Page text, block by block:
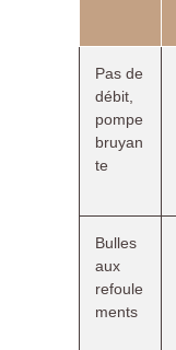
Pas de
débit,
pompe
bruyan
te
Bulles
aux
refoule
ments